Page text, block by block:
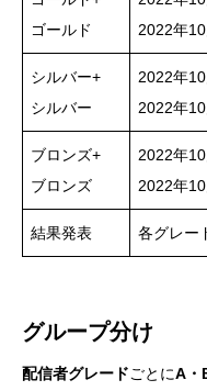
ゴールド
2022年
シルバー+
シルバー
2022年
2022年
ブロンズ+
ブロンズ
2022年
2022年
結果発表 各グレー
グループ分け
配信者グレードごとにA・